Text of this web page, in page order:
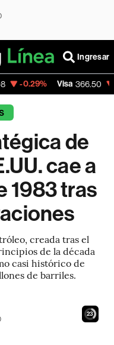
Ingresar
Visa 366.50 -0.55%
de
cae a
1983 tras
creada tras el
de la década
casi histórico de
de barriles.
21